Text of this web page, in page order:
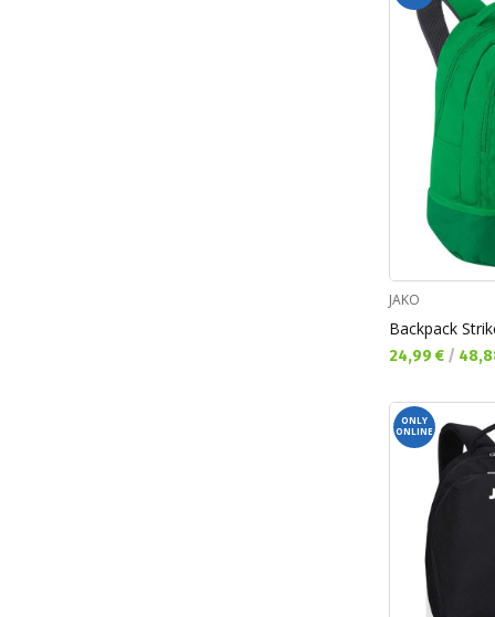
JAKO
Backpack
Текуща цена:
24,99 € /
ONLY
ONLINE